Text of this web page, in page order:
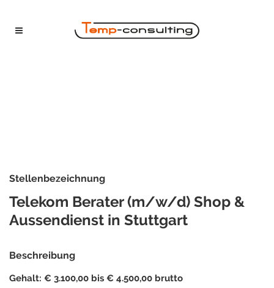
Stellenbezeichnung
Telekom Berater (m/w/d) Shop &
Aussendienst in Stuttgart
Beschreibung
Gehalt: € 3.100,00 bis € 4.500,00 brutto